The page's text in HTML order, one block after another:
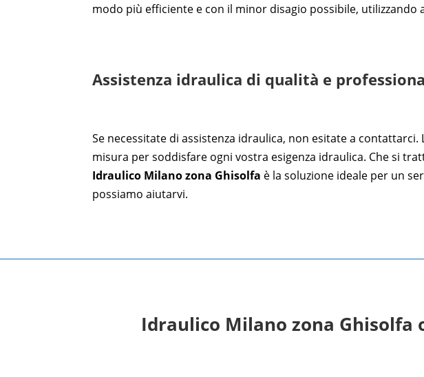
modo più efficiente e con il minor disagio possibile, utilizzando
Assistenza idraulica di qualità e
Se necessitate di assistenza idraulica, non esitate a
misura per soddisfare ogni vostra esigenza idraulica. Che si
Idraulico Milano zona Ghisolfa è la soluzione ideale per un
possiamo aiutarvi.
Idraulico Milano zona